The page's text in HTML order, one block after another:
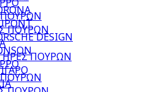
ΠΟΥΡΩΝ
ΠΟΥΡΩΝ
DESIGN